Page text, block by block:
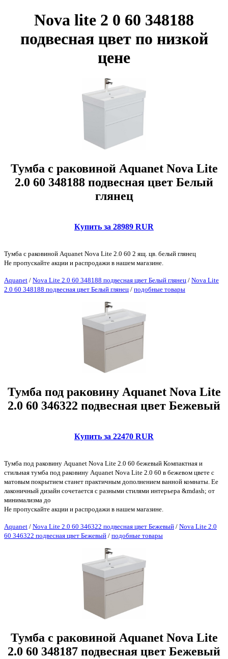
Nova lite 2 0 60 348188
подвесная цвет по низкой
цене
Тумба с раковиной Aquanet Nova Lite
2.0 60 348188 подвесная цвет Белый
глянец
Купить за 28989 RUR
Тумба с раковиной Aquanet Nova Lite 2.0 60 2 ящ. цв. белый глянец
Не пропускайте акции и распродажи в нашем магазине.
Aquanet / Nova Lite 2.0 60 348188 подвесная цвет Белый глянец / Nova Lite
2.0 60 348188 подвесная цвет Белый глянец / подобные товары
Тумба под раковину Aquanet Nova Lite
2.0 60 346322 подвесная цвет Бежевый
Купить за 22470 RUR
Тумба под раковину Aquanet Nova Lite 2.0 60 бежевый Компактная и
стильная тумба под раковину Aquanet Nova Lite 2.0 60 в бежевом цвете с
матовым покрытием станет практичным дополнением ванной комнаты. Ее
лаконичный дизайн сочетается с разными стилями интерьера &mdash; от
минимализма до
Не пропускайте акции и распродажи в нашем магазине.
Aquanet / Nova Lite 2.0 60 346322 подвесная цвет Бежевый / Nova Lite 2.0
60 346322 подвесная цвет Бежевый / подобные товары
Тумба с раковиной Aquanet Nova Lite
2.0 60 348187 подвесная цвет Бежевый